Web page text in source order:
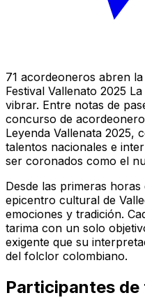
71 acordeoneros abren
Festival Vallenato 2025
vibrar. Entre notas de
concurso de
Leyenda Vallenata 2025,
talentos nacionales e
ser coronados como el
Desde las primeras
epicentro cultural de
emociones y tradición.
tarima con un solo
exigente que su
del folclor colombiano.
Participantes de